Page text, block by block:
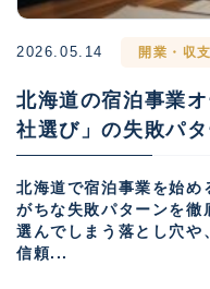
2026.05.14 開業・収支
北海道の宿泊事業
社選び」の失敗パ
北海道で宿泊事業を始め
がちな失敗パターンを徹
選んでしまう落とし穴や
信頼...